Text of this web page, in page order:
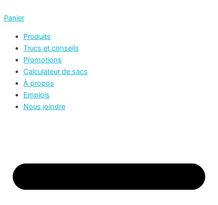
Panier
Produits
Trucs et conseils
Promotions
Calculateur de sacs
À propos
Emplois
Nous joindre